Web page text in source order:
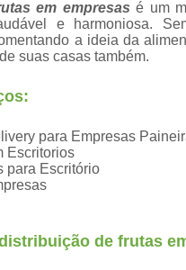
em empresas é um
e harmoniosa.
a ideia da
suas casas também.
para Empresas
Escritorios
para Escritório
de frutas